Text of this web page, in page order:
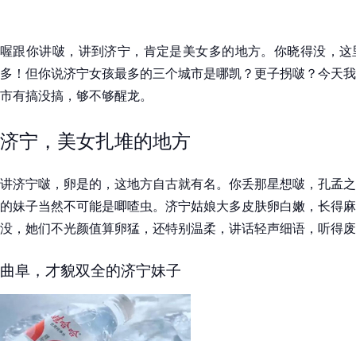
喔跟你讲啵，讲到济宁，肯定是美女多的地方。你晓得没，
多！但你说济宁女孩最多的三个城市是哪凯？更子拐啵？今天
市有搞没搞，够不够醒龙。
济宁，美女扎堆的地方
讲济宁啵，卵是的，这地方自古就有名。你丢那星想啵，孔孟
的妹子当然不可能是唧喳虫。济宁姑娘大多皮肤卵白嫩，长得
没，她们不光颜值算卵猛，还特别温柔，讲话轻声细语，听得
曲阜，才貌双全的济宁妹子